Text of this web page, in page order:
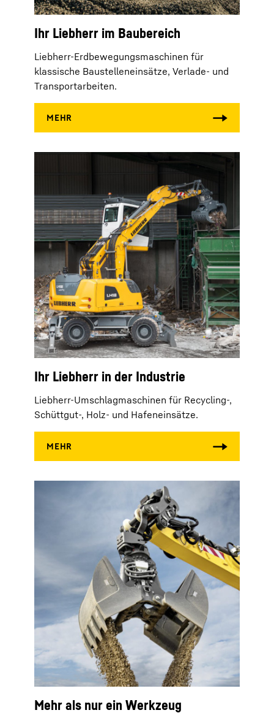
Ihr Liebherr im Baubereich
Liebherr-Erdbewegungsmaschinen für
klassische Baustelleneinsätze, Verlade- und
Transportarbeiten.
Ihr Liebherr in der Industrie
Liebherr-Umschlagmaschinen für Recycling-,
Schüttgut-, Holz- und Hafeneinsätze.
Mehr als nur ein Werkzeug